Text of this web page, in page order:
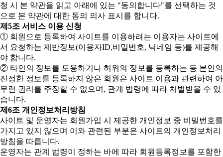
청 시 본 약관을 읽고 아래에 있는 "동의합니다"를 선택하는 것
으로 본 약관에 대한 동의 의사 표시를 합니다.
제5조 서비스 이용 신청
① 회원으로 등록하여 사이트를 이용하려는 이용자는 사이트에
서 요청하는 제반정보(이용자ID,비밀번호, 닉네임 등)를 제공해
야 합니다.
② 타인의 정보를 도용하거나 허위의 정보를 등록하는 등 본인의
진정한 정보를 등록하지 않은 회원은 사이트 이용과 관련하여 아
무런 권리를 주장할 수 없으며, 관계 법령에 따라 처벌받을 수 있
습니다.
제6조 개인정보처리방침
사이트 및 운영자는 회원가입 시 제공한 개인정보 중 비밀번호를
가지고 있지 않으며 이와 관련된 부분은 사이트의 개인정보처리
방침을 따릅니다.
운영자는 관계 법령이 정하는 바에 따라 회원등록정보를 포함한